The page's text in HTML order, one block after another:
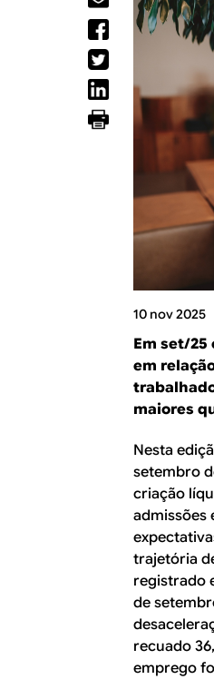
E
a
l
10 nov 2025
Em set/25
em
maiores
Nesta
setembro
criação
admissões
trajetória
registrado
de
recuado
emprego